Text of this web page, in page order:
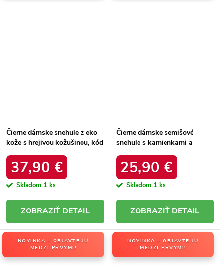
Čierne dámske snehule z eko
kože s hrejivou kožušinou, kód
BLACK
37,90 €
Skladom 1 ks
DETAIL
Čierne dámske semišové
snehule s kamienkami a
W8009 BLACK
25,90 €
Skladom 1 ks
DETAIL
NOVINKA – OBJAVTE JU
MEDZI PRVÝMI!
NOVINKA – OBJAVTE JU
MEDZI PRVÝMI!